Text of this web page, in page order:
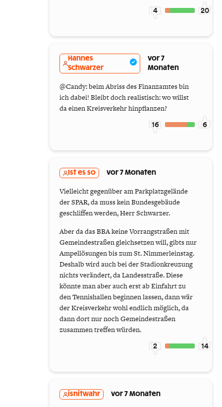
4 20
Hannes
Schwarzer
vor 7
Monaten
@Candy: beim Abriss des Finanzamtes bin
ich dabei! Bleibt doch realistisch: wo willst
da einen Kreisverkehr hinpflanzen?
16 6
Ist es so vor 7 Monaten
Vielleicht gegenüber am Parkplatzgelände
der SPAR, da muss kein Bundesgebäude
geschliffen werden, Herr Schwarzer.
Aber da das BBA keine Vorrangstraßen mit
Gemeindestraßen gleichsetzen will, gibts nur
Ampellösungen bis zum St. Nimmerleinstag.
Deshalb wird auch bei der Stadionkreuzung
nichts verändert, da Landesstraße. Diese
könnte man aber auch erst ab Einfahrt zu
den Tennishallen beginnen lassen, dann wär
der Kreisverkehr wohl endlich möglich, da
dann dort nur noch Gemeindestraßen
zusammen treffen würden.
2 14
isnitwahr vor 7 Monaten